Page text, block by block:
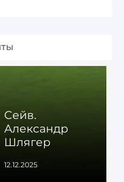
Сейв.
Александр
Шлягер
12.12.2025